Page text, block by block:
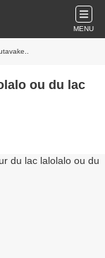
MENU
ou du lac